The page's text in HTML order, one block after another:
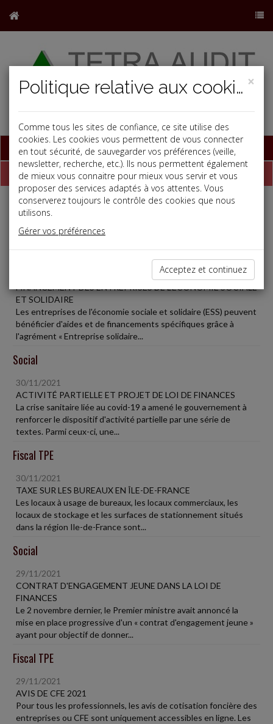
Base documentaire
Dépêches
Liste des dernières dépêches
Vie des affaires
FINANCEMENT DES ENTREPRISES DE L'ÉCONOMIE SOCIALE
ET SOLIDAIRE
Les entreprises de l'économie sociale et solidaire (ESS) peuvent
bénéficier d'aides et de financements spécifiques grâce à
l'agrément « Entreprise solidaire...
Social
30/11/2021
ACTIVITÉ PARTIELLE ET PROJET DE LOI DE FINANCES
La crise sanitaire liée au covid-19 a amené le gouvernement à
renforcer le dispositif d'activité partielle par une série de
textes. Parmi ceux-ci, une...
Fiscal TPE
30/11/2021
TAXE SUR LES BUREAUX EN ÎLE-DE-FRANCE
Les locaux à usage de bureaux, les locaux commerciaux, les
locaux de stockage et les surfaces de stationnement situés
dans la région Ile-de-France sont...
Social
29/11/2021
CONTRAT D'ENGAGEMENT JEUNE DANS LA LOI DE
FINANCES
Le 2 novembre dernier, le Premier ministre avait annoncé la
mise en place progressive d'un « contrat d'engagement jeune »
ayant pour objectif de donner...
Fiscal TPE
29/11/2021
AVIS DE CFE 2021
Pour tous les professionnels, les avis de cotisation foncière des
entreprises ou CFE sont uniquement accessibles en ligne. Les
×
Politique relative aux cookies
Comme tous les sites de confiance, ce site utilise des
cookies. Les cookies vous permettent de vous connecter
en tout sécurité, de sauvegarder vos préférences (veille,
newsletter, recherche, etc.). Ils nous permettent également
de mieux vous connaitre pour mieux vous servir et vous
proposer des services adaptés à vos attentes. Vous
conserverez toujours le contrôle des cookies que nous
utilisons.
Gérer vos préférences
Acceptez et continuez